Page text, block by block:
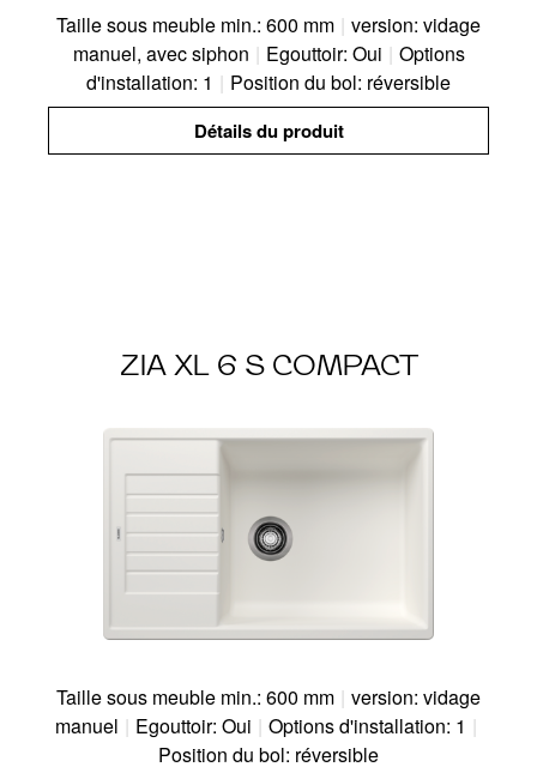
Taille sous meuble min.: 600 mm | version: vidage
manuel, avec siphon | Egouttoir: Oui | Options
d'installation: 1 | Position du bol: réversible
Détails du produit
ZIA XL 6 S COMPACT
Taille sous meuble min.: 600 mm | version: vidage
manuel | Egouttoir: Oui | Options d'installation: 1 |
Position du bol: réversible